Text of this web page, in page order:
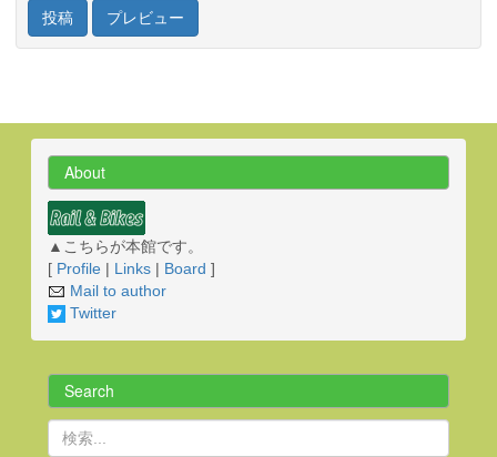
About
▲こちらが本館です。
[ Profile | Links | Board ]
Mail to author
Twitter
Search